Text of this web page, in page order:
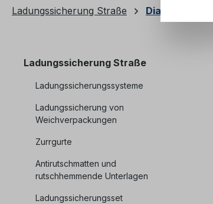
Ladungssicherung Straße Diagonalzurren
Ladungssicherung Straße
Ladungssicherungssysteme
Ladungssicherung von
Weichverpackungen
Zurrgurte
Antirutschmatten und
rutschhemmende Unterlagen
Ladungssicherungsset